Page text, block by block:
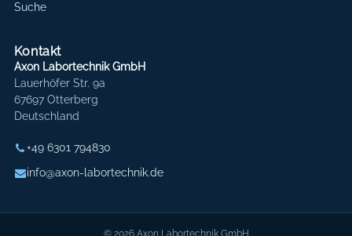
Suche
Kontakt
Axon Labortechnik GmbH
Lauerhöfer Str. 9a
67697 Otterberg
Deutschland
+49 6301 794830
info@axon-labortechnik.de
© 2026 Axon Labortechnik GmbH